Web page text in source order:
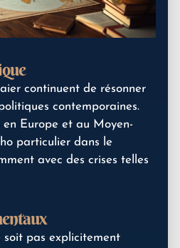
continuent de résonner
contemporaines.
en Europe et au Moyen-
particulier dans le
avec des crises telles
soit pas explicitement